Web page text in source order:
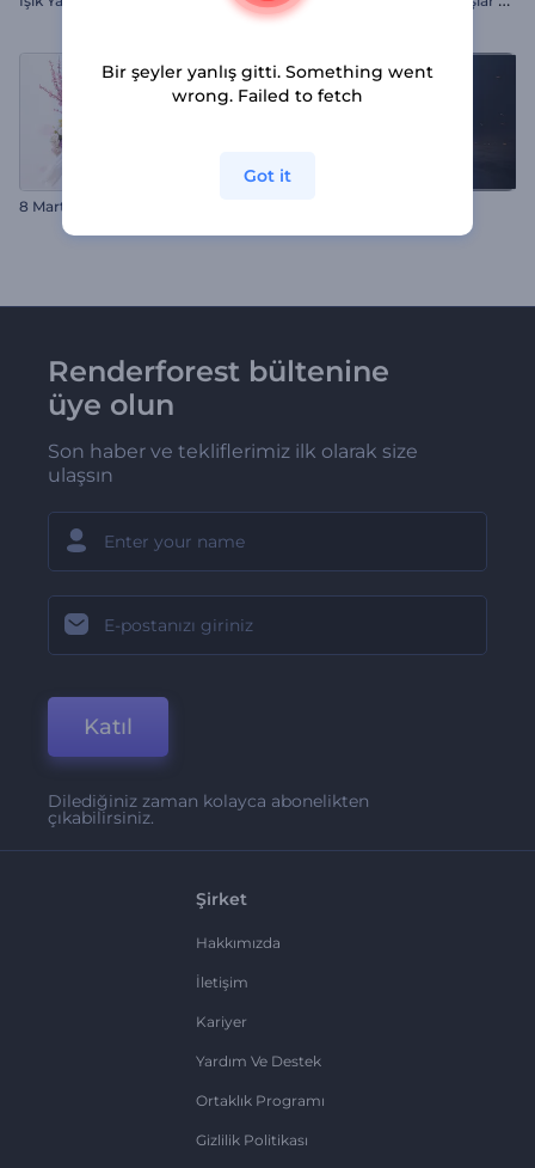
8 Mart Çiçekli Tebrikler
Renderforest bültenine
üye olun
Son haber ve tekliflerimiz ilk olarak size
ulaşsın
Katıl
Dilediğiniz zaman kolayca abonelikten
çıkabilirsiniz.
Şirket
Hakkımızda
İletişim
Kariyer
Yardım Ve Destek
Ortaklık Programı
Gizlilik Politikası
Bir şeyler yanlış gitti. Something went
wrong. Failed to fetch
Got it